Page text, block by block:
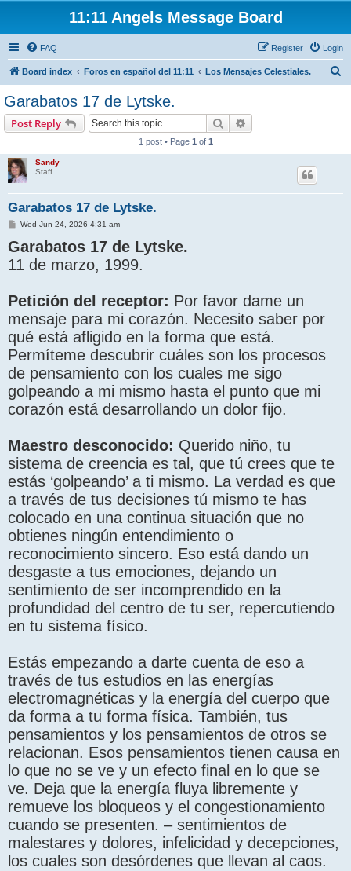
11:11 Angels Message Board
FAQ Login
Register
Board index Foros en español del 11:11 Los Mensajes Celestiales.
Garabatos 17 de Lytske.
Post Reply Search
1 post • Page 1 of 1
Sandy
Staff
Garabatos 17 de Lytske.
P
s
t
Wed Jun 24, 2026 4:31 am
Garabatos 17 de Lytske.
11 de marzo, 1999.
Petición del receptor: Por favor dame un
mensaje para mi corazón. Necesito saber por
qué está afligido en la forma que está.
Permíteme descubrir cuáles son los procesos
de pensamiento con los cuales me sigo
golpeando a mi mismo hasta el punto que mi
corazón está desarrollando un dolor fijo.
Maestro desconocido: Querido niño, tu
sistema de creencia es tal, que tú crees que te
estás ‘golpeando’ a ti mismo. La verdad es que
a través de tus decisiones tú mismo te has
colocado en una continua situación que no
obtienes ningún entendimiento o
reconocimiento sincero. Eso está dando un
desgaste a tus emociones, dejando un
sentimiento de ser incomprendido en la
profundidad del centro de tu ser, repercutiendo
en tu sistema físico.
Estás empezando a darte cuenta de eso a
través de tus estudios en las energías
electromagnéticas y la energía del cuerpo que
da forma a tu forma física. También, tus
pensamientos y los pensamientos de otros se
relacionan. Esos pensamientos tienen causa en
lo que no se ve y un efecto final en lo que se
ve. Deja que la energía fluya libremente y
remueve los bloqueos y el congestionamiento
cuando se presenten. – sentimientos de
malestares y dolores, infelicidad y decepciones,
los cuales son desórdenes que llevan al caos.